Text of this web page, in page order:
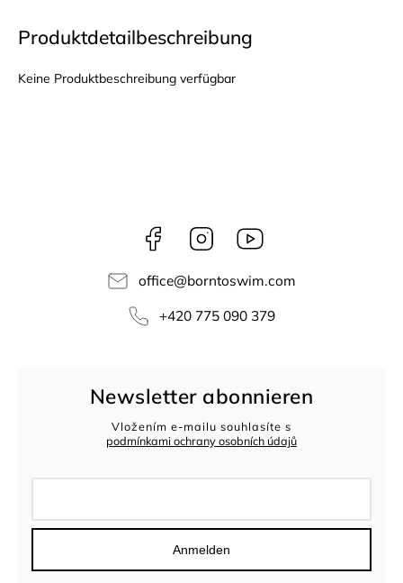
Produktdetailbeschreibung
Keine Produktbeschreibung verfügbar
Facebook Instagram
office@borntoswim.com
+420 775 090 379
Newsletter abonnieren
Vložením e-mailu souhlasíte s
podmínkami ochrany osobních údajů
Anmelden